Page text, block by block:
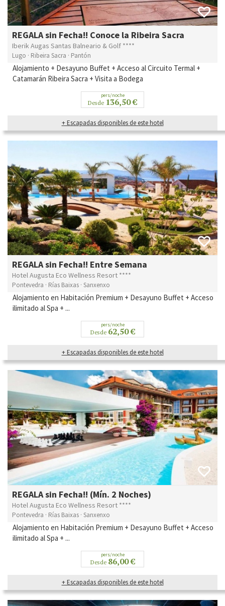
REGALA sin Fecha!! Conoce la Ribeira Sacra
Iberik Augas Santas Balneario & Golf ****
Lugo · Ribeira Sacra · Pantón
Alojamiento + Desayuno Buffet + Acceso al Circuito Termal +
Catamarán Ribeira Sacra + Visita a Bodega
pers/noche
Desde 136,50 €
+ Escapadas disponibles de este hotel
REGALA sin Fecha!! Entre Semana
Hotel Augusta Eco Wellness Resort ****
Pontevedra · Rías Baixas · Sanxenxo
Alojamiento en Habitación Premium + Desayuno Buffet + Acceso
ilimitado al Spa + ...
pers/noche
Desde 62,50 €
+ Escapadas disponibles de este hotel
REGALA sin Fecha!! (Mín. 2 Noches)
Hotel Augusta Eco Wellness Resort ****
Pontevedra · Rías Baixas · Sanxenxo
Alojamiento en Habitación Premium + Desayuno Buffet + Acceso
ilimitado al Spa + ...
pers/noche
Desde 86,00 €
+ Escapadas disponibles de este hotel